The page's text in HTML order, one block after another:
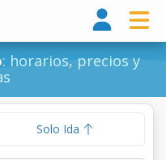
: horarios, precios y
Solo Ida